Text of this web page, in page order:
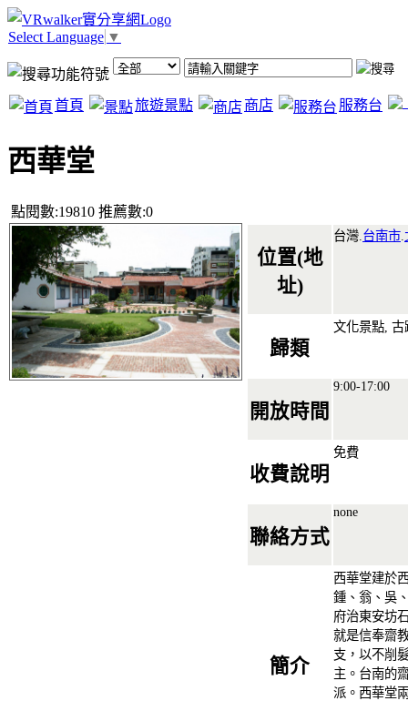
Select Language ▼
首頁 旅遊景點 商店 服務台
西華堂
點閱數:19810 推薦數:0
位置(地
址)
台灣. 台南市
歸類
文化景點,
開放時間
9:00-17:00
收費說明
免費
聯絡方式
none
簡介
西華堂建於
鍾、翁、吳
府治東安坊
就是信奉齋
支，以不削
主。台南的
派。西華堂